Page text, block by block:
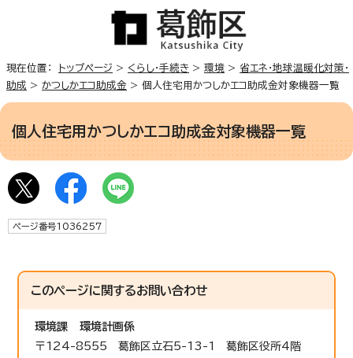
現在位置： トップページ > くらし・手続き > 環境 > 省エネ・地球温暖化対策・
助成 > かつしかエコ助成金 > 個人住宅用かつしかエコ助成金対象機器一覧
個人住宅用かつしかエコ助成金対象機器一覧
ページ番号1036257
このページに関するお問い合わせ
環境課
環境計画係
〒124-8555 葛飾区立石5-13-1 葛飾区役所4階